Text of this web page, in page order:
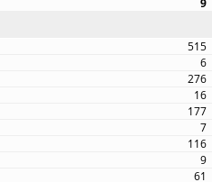
9
515
6
276
16
177
7
116
9
61